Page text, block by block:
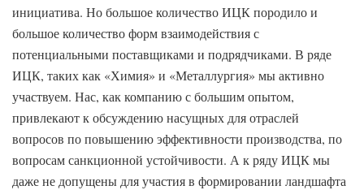
инициатива. Но большое количество ИЦК породило и
большое количество форм взаимодействия с
потенциальными поставщиками и подрядчиками. В ряде
ИЦК, таких как «Химия» и «Металлургия» мы активно
участвуем. Нас, как компанию с большим опытом,
привлекают к обсуждению насущных для отраслей
вопросов по повышению эффективности производства, по
вопросам санкционной устойчивости. А к ряду ИЦК мы
даже не допущены для участия в формировании ландшафта